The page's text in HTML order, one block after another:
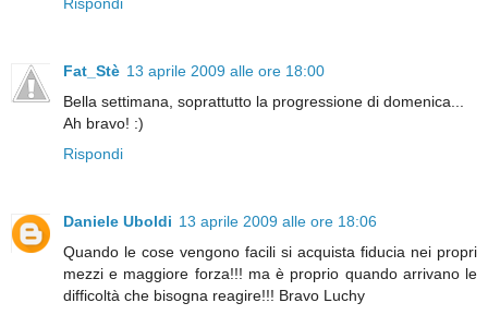
Rispondi
Fat_Stè 13 aprile 2009 alle ore 18:00
Bella settimana, soprattutto la progressione di domenica...
Ah bravo! :)
Rispondi
Daniele Uboldi 13 aprile 2009 alle ore 18:06
Quando le cose vengono facili si acquista fiducia nei propri
mezzi e maggiore forza!!! ma è proprio quando arrivano le
difficoltà che bisogna reagire!!! Bravo Luchy